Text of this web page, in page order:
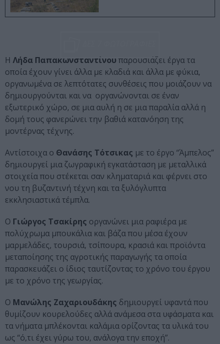
Η Λήδα Παπακωνσταντίνουπαρουσιάζει έργα τα
οποία έχουν γίνει άλλα με κλαδιά και άλλα με φύκια,
οργανωμένα σε λεπτότατες συνθέσεις που μοιάζουν να
δημιουργούνται και να οργανώνονται σε έναν
εξωτερικό χώρο, σε μια αυλή η σε μια παραλία αλλά η
δομή τους φανερώνει την βαθιά κατανόηση της
μοντέρνας τέχνης.
Αντίστοιχα ο Θανάσης Τότσικας με το έργο “Άμπελος”
δημιουργεί μια ζωγραφική εγκατάσταση με μεταλλικά
στοιχεία που στέκεται σαν κληματαριά και φέρνει στο
νου τη βυζαντινή τέχνη και τα ξυλόγλυπτα
εκκλησιαστικά τέμπλα.
Ο Γιώργος Τσακίρης οργανώνει μια ραφιέρα με
πολύχρωμα μπουκάλια και βάζα που μέσα έχουν
μαρμελάδες, τουρσιά, τσίπουρα, κρασιά και προϊόντα
μεταποίησης της αγροτικής παραγωγής τα οποία
παρασκευάζει ο ίδιος ταυτίζοντας το χρόνο του έργου
με το χρόνο της γεωργίας.
Ο Μανώλης Ζαχαριουδάκης δημιουργεί υφαντά που
θυμίζουν κουρελούδες αλλά ανάμεσα στα υφάσματα και
τα νήματα μπλέκονται καλάμια ορίζοντας τα υλικά του
ως “ό,τι έχει γύρω του, ανάλογα την εποχή”.